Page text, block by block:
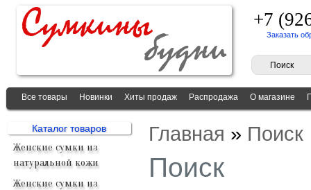
+7
Заказать
Все товары Новинки Хиты продаж Распродажа О магазине
Каталог товаров
Женские сумки из
натуральной кожи
Женские сумки из
Главная » Поиск
Поиск